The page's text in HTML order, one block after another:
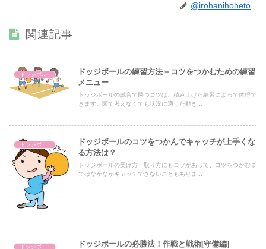
@irohanihoheto
関連記事
ドッジボール
ドッジボールの練習方法－コツをつかむための練習
メニュー
ドッジボールの試合で勝つコツは、積み上げた練習によって体得で
きます。頭で考えなくても状況に適した動き...
ドッジボール
ドッジボールのコツをつかんでキャッチが上手くな
る方法は？
ドッジボールの受け方・取り方にもコツがあって、コツをつかむま
ではなかなかキャッチできないこともありま...
ドッジボールの必勝法！作戦と戦術[守備編]